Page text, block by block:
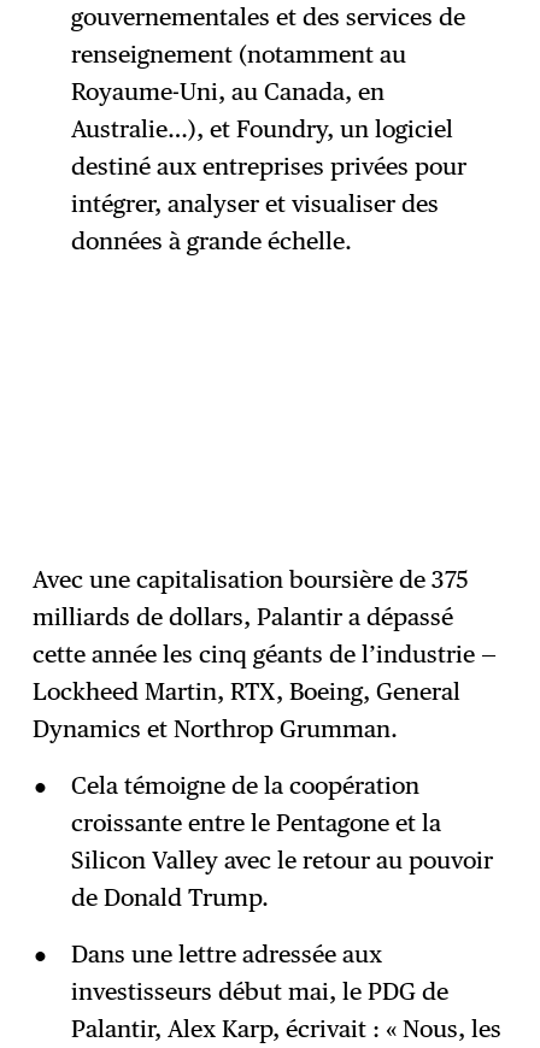
gouvernementales et des services de
renseignement (notamment au
Royaume-Uni, au Canada, en
Australie…), et Foundry, un logiciel
destiné aux entreprises privées pour
intégrer, analyser et visualiser des
données à grande échelle.
Avec une capitalisation boursière de 375
milliards de dollars, Palantir a dépassé
cette année les cinq géants de l’industrie —
Lockheed Martin, RTX, Boeing, General
Dynamics et Northrop Grumman.
Cela témoigne de la coopération
croissante entre le Pentagone et la
Silicon Valley avec le retour au pouvoir
de Donald Trump.
Dans une lettre adressée aux
investisseurs début mai, le PDG de
Palantir, Alex Karp, écrivait : « Nous, les